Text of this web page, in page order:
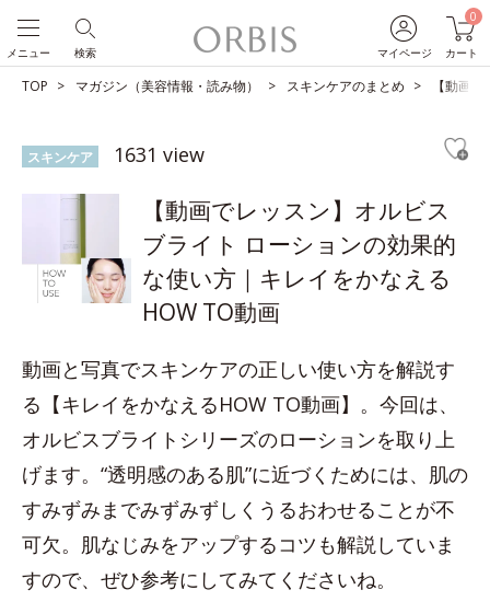
マイページ
0
カート
検索
メニュー
TOP マガジン（美容情報・読み物） スキンケアのまとめ 【動画
スキンケア 1631 view
【動画でレッスン】オルビス
ブライト ローションの効果的
な使い方｜キレイをかなえる
HOW TO動画
動画と写真でスキンケアの正しい使い方を解説す
る【キレイをかなえるHOW TO動画】。今回は、
オルビスブライトシリーズのローションを取り上
げます。“透明感のある肌”に近づくためには、肌の
すみずみまでみずみずしくうるおわせることが不
可欠。肌なじみをアップするコツも解説していま
すので、ぜひ参考にしてみてくださいね。